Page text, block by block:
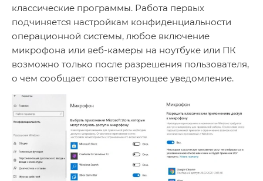
классические программы. Работа первых
подчиняется настройкам конфиденциальности
операционной системы, любое включение
микрофона или веб-камеры на ноутбуке или ПК
возможно только после разрешения пользователя,
о чем сообщает соответствующее уведомление.